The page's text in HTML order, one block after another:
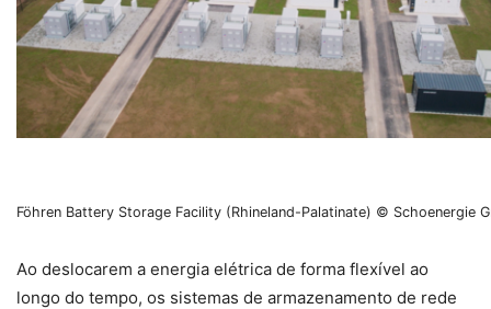
Föhren Battery Storage Facility (Rhineland-Palatinate) © Schoenergie
Ao deslocarem a energia elétrica de forma flexível ao
longo do tempo, os sistemas de armazenamento de rede